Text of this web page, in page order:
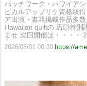
パッチワーク・ハワイア
ピカルアップリケ資格取
ア出演・書籍掲載作品多
Hawaiian quiltの 店頭特別
ませ 次回開催は・・・・
2026/08/01 00:30 https://